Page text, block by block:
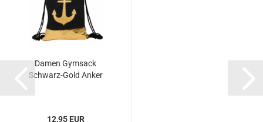
Damen Gymsack
Schwarz-Gold Anker
12,95 EUR